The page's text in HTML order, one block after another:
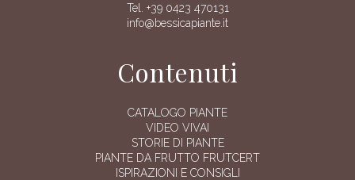
Tel. +39 0423 470131
info@bessicapiante.it
Contenuti
CATALOGO PIANTE
VIDEO VIVAI
STORIE DI PIANTE
PIANTE DA FRUTTO FRUTCERT
ISPIRAZIONI E CONSIGLI